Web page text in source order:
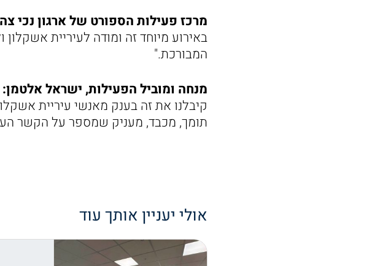
מרכז פעילות הספורט של ארגון נכי
באירוע מיוחד זה ומודה לעיריית
המבורכת."
מנחה ומוביל הפעילות, ישראל אלטמן:
קיבלנו את זה בענק מאנשי עיריית
תומך, מכבד, מעניק שמספר על הקשר
אולי יעניין אותך עוד